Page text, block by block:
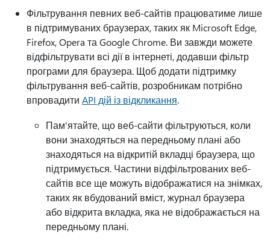
Фільтрування певних веб-сайтів працюватиме лише
в підтримуваних браузерах, таких як Microsoft Edge,
Firefox, Opera та Google Chrome. Ви завжди можете
відфільтрувати всі дії в інтернеті, додавши фільтр
програми для браузера. Щоб додати підтримку
фільтрування веб-сайтів, розробникам потрібно
впровадити API дій із відкликання.
Пам'ятайте, що веб-сайти фільтруються, коли
вони знаходяться на передньому плані або
знаходяться на відкритій вкладці браузера, що
підтримується. Частини відфільтрованих веб-
сайтів все ще можуть відображатися на знімках,
таких як вбудований вміст, журнал браузера
або відкрита вкладка, яка не відображається на
передньому плані.